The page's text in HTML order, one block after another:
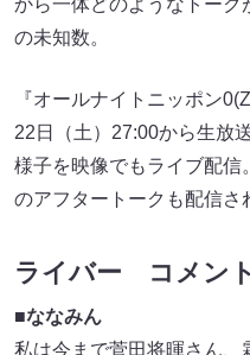
から一体どのようなトーク
の未知数。
『オールナイトニッポン
22日（土）27:00から生放
様子を映像でもライブ配信
のアフタートークも配信さ
ライバー コメント
■ななみん
私は今まで菅田将暉さん、